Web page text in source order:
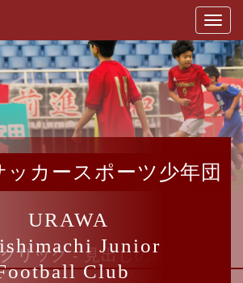
ッカースポーツ少年団
Junior
Club
リック - 見出しの編集